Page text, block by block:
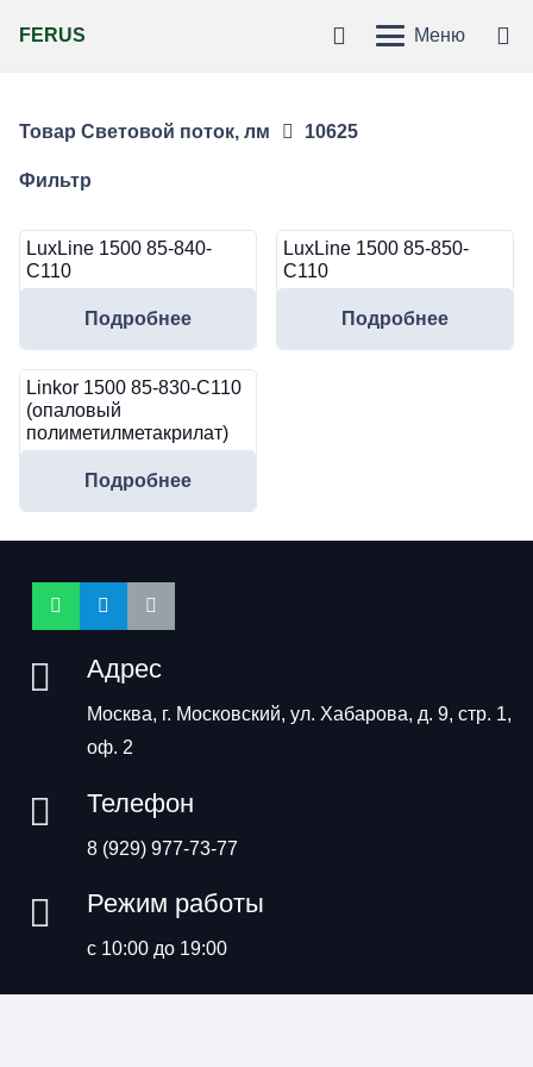
FERUS Меню
Товар Световой поток, лм 10625
Фильтр
LuxLine 1500 85-840-
C110
Подробнее
LuxLine 1500 85-850-
C110
Подробнее
Linkor 1500 85-830-C110
(опаловый
полиметилметакрилат)
Подробнее
Адрес
Москва, г. Московский, ул. Хабарова, д. 9, стр. 1,
оф. 2
Телефон
8 (929) 977-73-77
Режим работы
с 10:00 до 19:00